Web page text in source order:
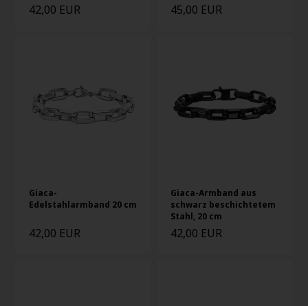
42,00 EUR 45,00 EUR
Giaca-
Edelstahlarmband 20 cm
42,00 EUR
Giaca-Armband aus
schwarz beschichtetem
Stahl, 20 cm
42,00 EUR